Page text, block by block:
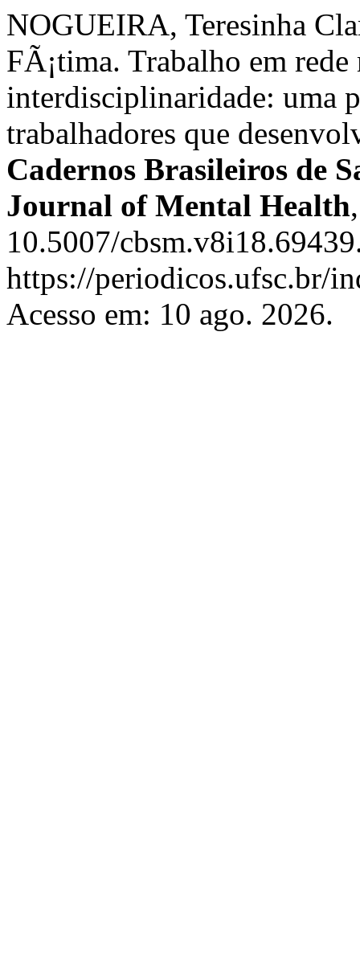
NOGUEIRA, Teresinha
FÃ¡tima. Trabalho em
interdisciplinaridade: uma
trabalhadores que
Cadernos Brasileiros de
Journal of Mental Health
10.5007/
https://periodicos.ufsc.br/
Acesso em: 10 ago. 2026.